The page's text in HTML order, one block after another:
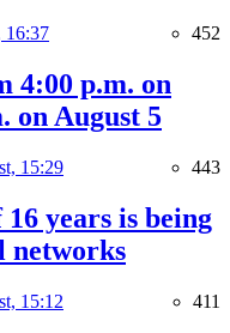
16:37 452
4:00 p.m. on
on August 5
15:29 443
years is being
networks
15:12 411